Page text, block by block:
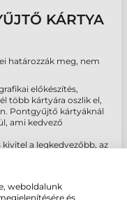
KÁRTYA
határozzák meg, nem
előkészítés,
több kártyára oszlik el,
Pontgyűjtő kártyáknál
ami kedvező
kivitel a legkedvezőbb, az
a hátoldalra gyakran a
weboldalunk
és